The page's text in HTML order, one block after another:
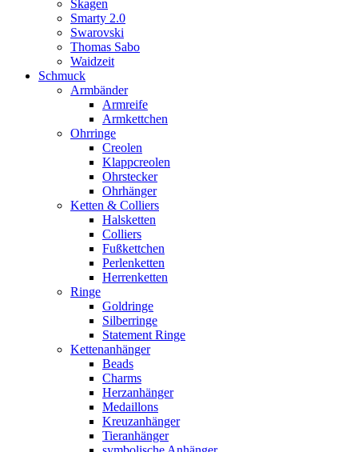
Skagen
Smarty 2.0
Swarovski
Thomas Sabo
Waidzeit
Schmuck
Armbänder
Armreife
Armkettchen
Ohrringe
Creolen
Klappcreolen
Ohrstecker
Ohrhänger
Ketten & Colliers
Halsketten
Colliers
Fußkettchen
Perlenketten
Herrenketten
Ringe
Goldringe
Silberringe
Statement Ringe
Kettenanhänger
Beads
Charms
Herzanhänger
Medaillons
Kreuzanhänger
Tieranhänger